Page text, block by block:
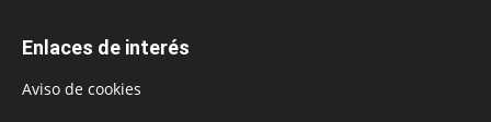
Enlaces de interés
Aviso de cookies